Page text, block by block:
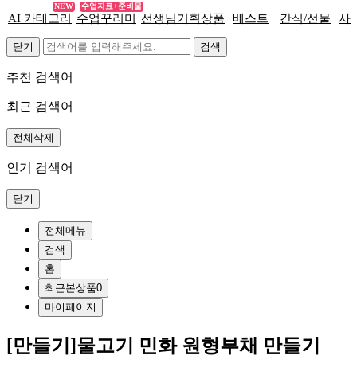
AI 카테고리
NEW
수업꾸러미
수업자료+준비물
선생님기획상품 베스트 간식/선물 사
닫기
추천 검색어
최근 검색어
전체삭제
인기 검색어
닫기
전체메뉴
검색
홈
최근본상품0
마이페이지
[만들기]물고기 민화 원형부채 만들기